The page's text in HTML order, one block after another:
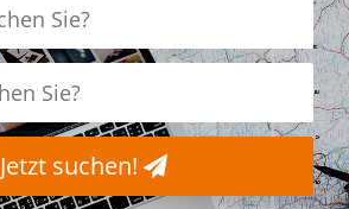
Jetzt suchen!